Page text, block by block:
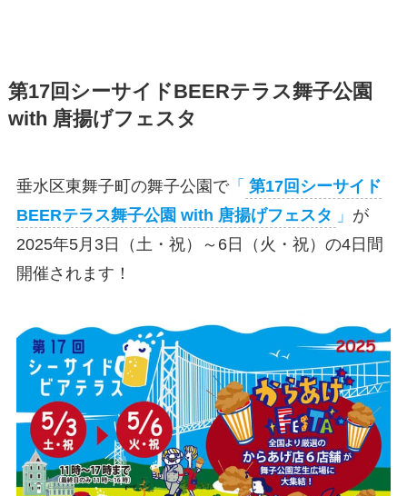
第17回シーサイドBEERテラス舞子公園
with 唐揚げフェスタ
垂水区東舞子町の舞子公園で「 第17回シーサイド
BEERテラス舞子公園 with 唐揚げフェスタ 」 が
2025年5月3日（土・祝）～6日（火・祝）の4日間
開催されます！